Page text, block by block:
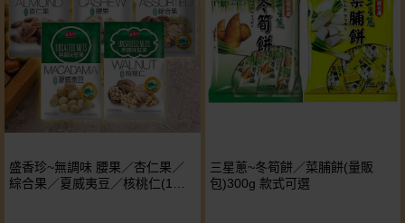
盛香珍~無調味 腰果／杏仁果／
綜合果／夏威夷豆／核桃仁(1包
三星蔥~冬筍餅／菜脯餅(量販
包)300g 款式可選